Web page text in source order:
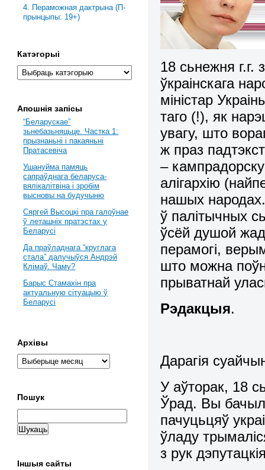
18 сьнежня г.г.
ўкраінскага
міністар
таго (!), як
увагу, што
ж праз
–
алігархію
нашых
ў палітычных
ўсёй душой
перамогі,
што можна
прыватнай
Рэдакцыя.
Дарагія
У аўторак, 18
Ўрад. Вы
пачуцьцяў
ўладу
з рук
4. Пераможная дактрына (П-
прынцыпы: 19+)
Катэгорыі
Апошнія запісы
“Беларускае”
зьнебазьняцьце. Частка 1:
прызнаньні і пакаяньні
Пратасевіча
Ушануйма памяць
сапраўднага беларуса-
вялікалітвіна і зробім
высновы на будучыню
Сяргей Высоцкі пра галоўнае
ў леташніх пратэстах у
Беларусі
Да праўладнага “круглага
стала” далучыўся Андрэй
Клімаў. Чаму?
Барыс Стамахін пра
актуальную сітуацыю ў
Беларусі
Архівы
Пошук
Іншыя сайты